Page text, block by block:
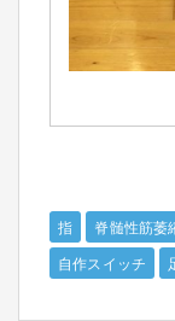
指
脊髄性筋萎
自作スイッチ